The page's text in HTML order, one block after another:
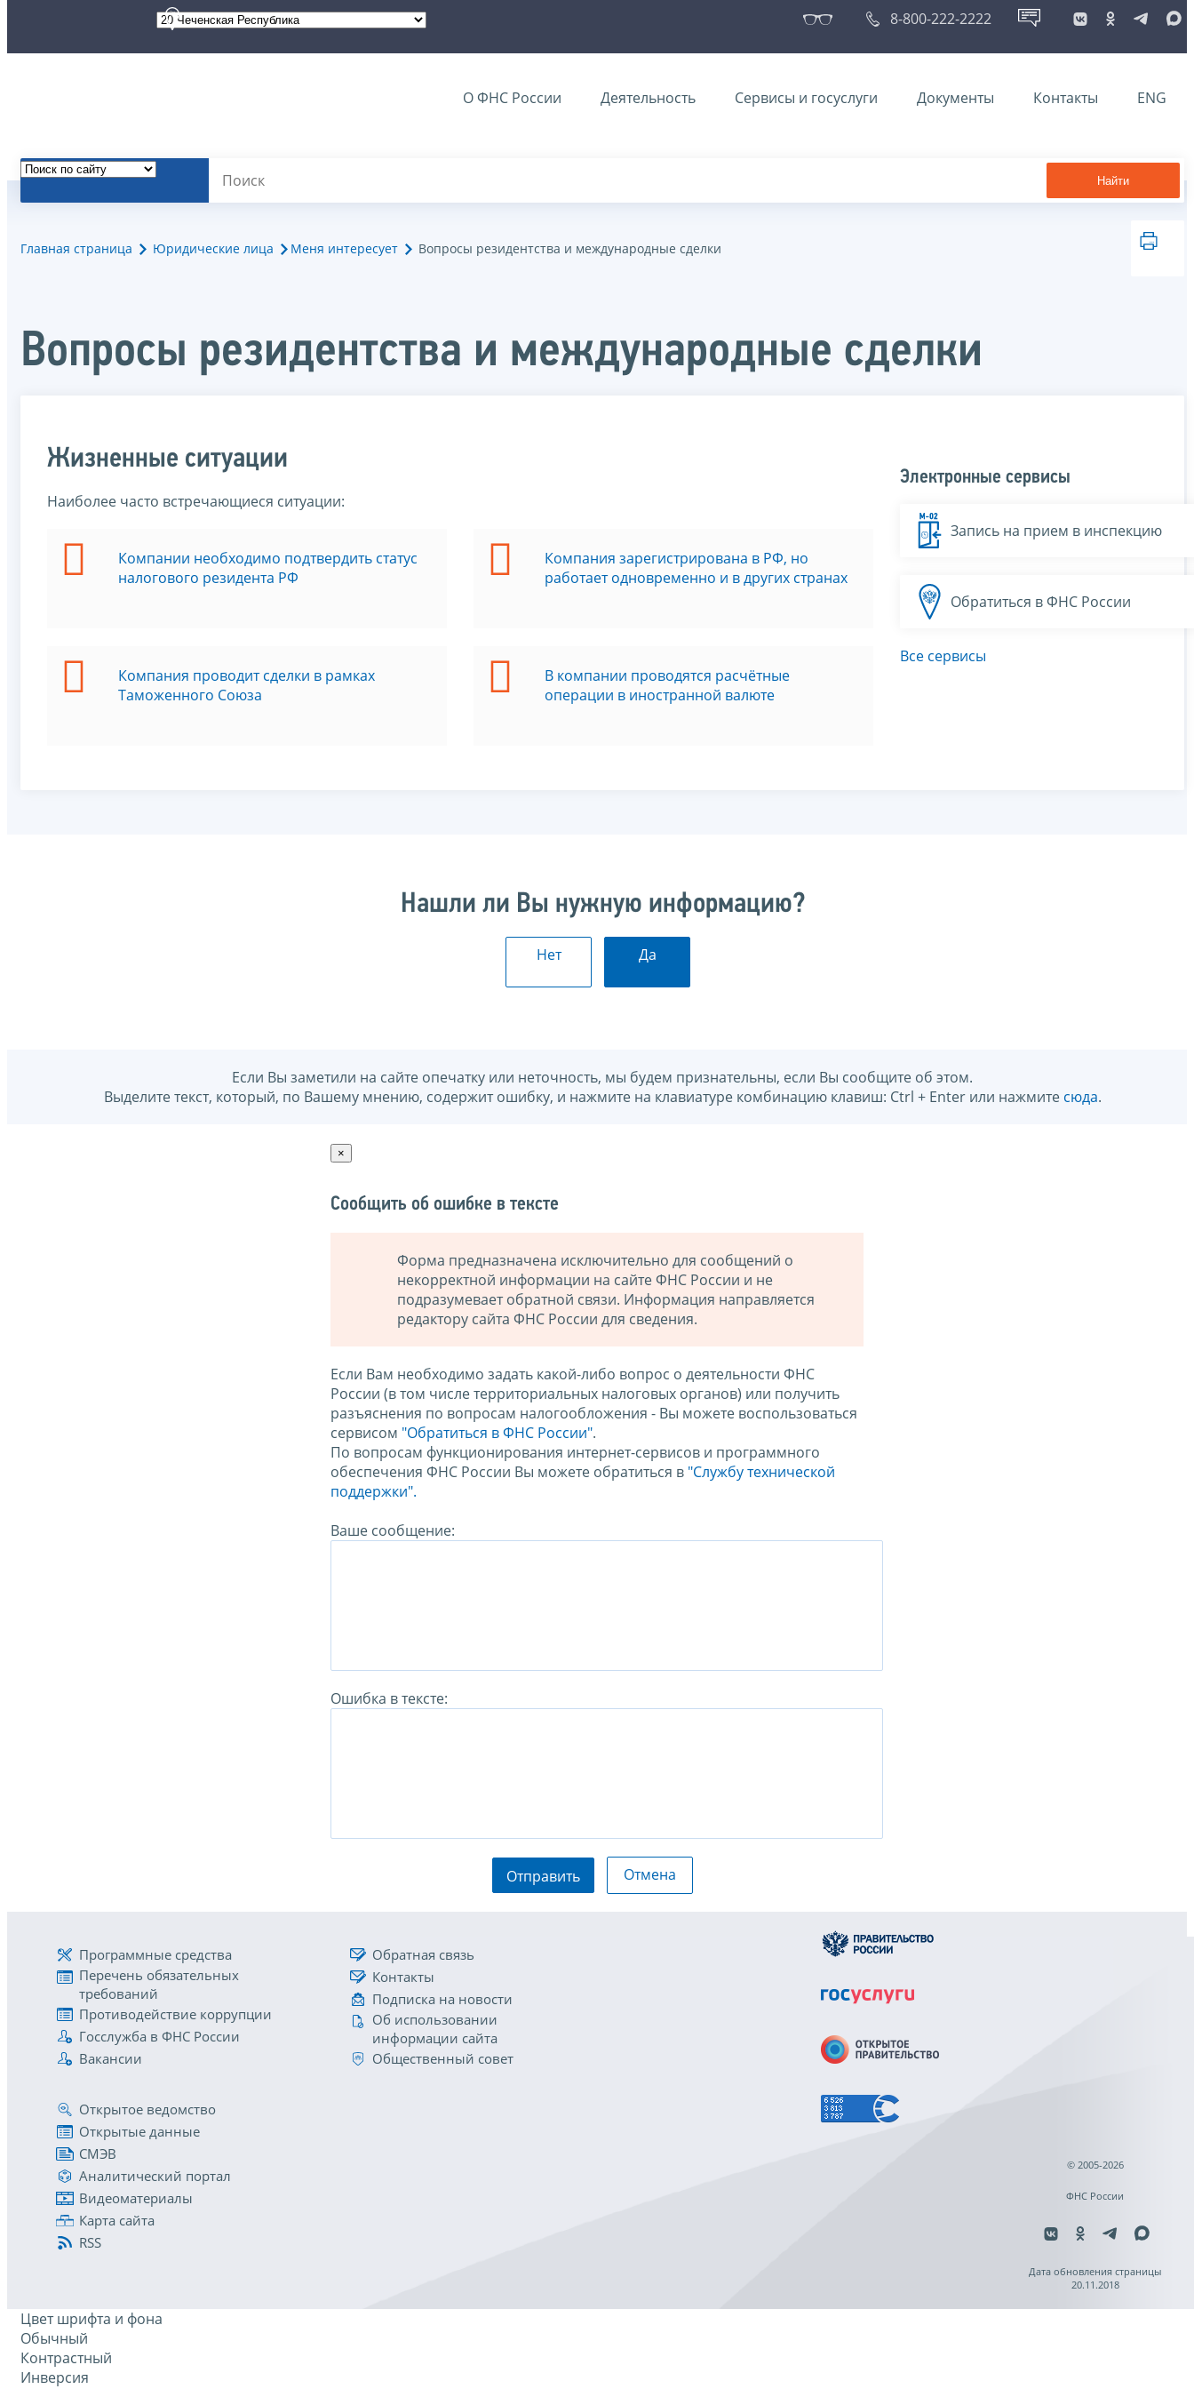
8-800-222-2222
О ФНС России Деятельность Сервисы и госуслуги Документы Контакты ENG
Найти
Главная страница Юридические лица Меня интересует Вопросы резидентства и международные сделки
Вопросы резидентства и международные сделки
Жизненные ситуации
Наиболее часто встречающиеся ситуации:
Компании необходимо подтвердить статус
налогового резидента РФ
Компания проводит сделки в рамках
Таможенного Союза
Компания зарегистрирована в РФ, но
работает одновременно и в других странах
В компании проводятся расчётные
операции в иностранной валюте
Электронные сервисы
Запись на прием в инспекцию
Обратиться в ФНС России
Все сервисы
Нашли ли Вы нужную информацию?
Нет Да
Если Вы заметили на сайте опечатку или неточность, мы будем признательны, если Вы сообщите об этом.
Выделите текст, который, по Вашему мнению, содержит ошибку, и нажмите на клавиатуре комбинацию клавиш: Ctrl + Enter или нажмите сюда.
×
Сообщить об ошибке в тексте
Форма предназначена исключительно для сообщений о
некорректной информации на сайте ФНС России и не
подразумевает обратной связи. Информация направляется
редактору сайта ФНС России для сведения.
Если Вам необходимо задать какой-либо вопрос о деятельности ФНС
России (в том числе территориальных налоговых органов) или получить
разъяснения по вопросам налогообложения - Вы можете воспользоваться
сервисом "Обратиться в ФНС России".
По вопросам функционирования интернет-сервисов и программного
обеспечения ФНС России Вы можете обратиться в "Службу технической
поддержки".
Ваше сообщение:
Ошибка в тексте:
Отправить Отмена
Программные средства
Перечень обязательных
требований
Противодействие коррупции
Госслужба в ФНС России
Вакансии
Обратная связь
Контакты
Подписка на новости
Об использовании
информации сайта
Общественный совет
Открытое ведомство
Открытые данные
СМЭВ
Аналитический портал
Видеоматериалы
Карта сайта
RSS
© 2005-2026
ФНС России
Дата обновления страницы
20.11.2018
Цвет шрифта и фона
Обычный
Контрастный
Инверсия